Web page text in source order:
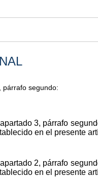
párrafo segundo:
3, párrafo
en el presente
2, párrafo
en el presente